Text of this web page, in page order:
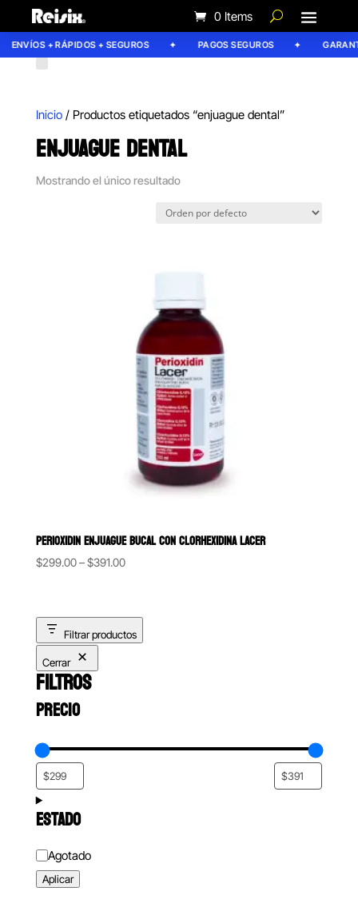
0 Items
ENVÍOS + RÁPIDOS + SEGUROS PAGOS SEGUROS
Inicio/ Productos etiquetados “enjuague dental”
ENJUAGUE DENTAL
Mostrando el único resultado
PERIOXIDIN ENJUAGUE BUCAL CON CLORHEXIDINA LACER
$299.00–$391.00Price
through
$391.00
Filtrar productos
Cerrar
FILTROS
PRECIO
ESTADO
Estado
Agotado
Aplicar